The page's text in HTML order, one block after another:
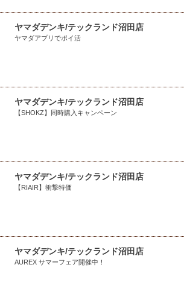
ヤマダデンキ/テックランド沼田店
ヤマダアプリでポイ活
ヤマダデンキ/テックランド沼田店
【SHOKZ】同時購入キャンペーン
ヤマダデンキ/テックランド沼田店
【RIAIR】衝撃特価
ヤマダデンキ/テックランド沼田店
AUREX サマーフェア開催中！